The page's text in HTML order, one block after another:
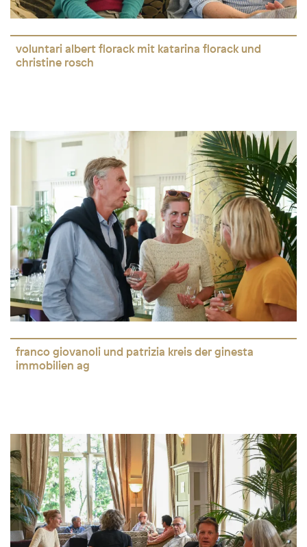
voluntari albert florack mit katarina florack und
christine rosch
franco giovanoli und patrizia kreis der ginesta
immobilien ag